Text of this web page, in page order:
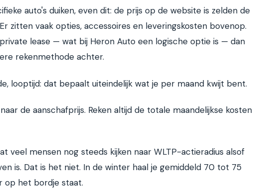
auto's duiken, even dit: de prijs op de website is zelden de
zitten vaak opties, accessoires en leveringskosten bovenop.
lease — wat bij Heron Auto een logische optie is — dan
rekenmethode achter.
looptijd: dat bepaalt uiteindelijk wat je per maand kwijt bent.
de aanschafprijs. Reken altijd de totale maandelijkse kosten
veel mensen nog steeds kijken naar WLTP-actieradius alsof
is. Dat is het niet. In de winter haal je gemiddeld 70 tot 75
op het bordje staat.